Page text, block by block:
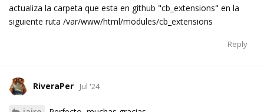
actualiza la carpeta que esta en github "cb_extensions" en la
siguiente ruta /var/www/html/modules/cb_extensions
Reply
RiveraPer Jul '24